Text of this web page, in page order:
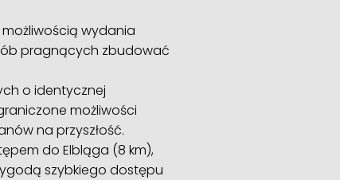
możliwością wydania
pragnących zbudować
o identycznej
możliwości
na przyszłość.
do Elbląga (8 km),
szybkiego dostępu